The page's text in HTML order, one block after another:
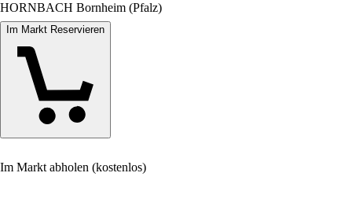
HORNBACH Bornheim (Pfalz)
Im Markt Reservieren
Im Markt abholen (kostenlos)